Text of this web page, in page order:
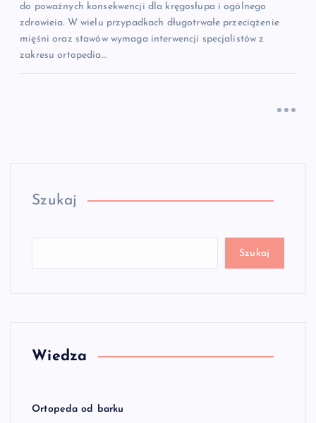
do poważnych konsekwencji dla kręgosłupa i ogólnego
zdrowieia. W wielu przypadkach długotrwałe przeciążenie
mięśni oraz stawów wymaga interwencji specjalistów z
zakresu ortopedia…
Szukaj
Szukaj
Wiedza
Ortopeda od barku